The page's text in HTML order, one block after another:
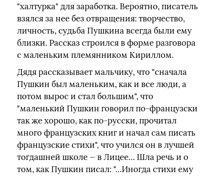
"халтурка" для заработка. Вероятно, писатель
взялся за нее без отвращения: творчество,
личность, судьба Пушкина всегда были ему
близки. Рассказ строился в форме разговора
с маленьким племянником Кириллом.
Дядя рассказывает мальчику, что "сначала
Пушкин был маленьким, как и все люди, а
потом вырос и стал большим", что
"маленький Пушкин говорил по-французски
так же хорошо, как по-русски, прочитал
много французских книг и начал сам писать
французские стихи", что учился он в лучшей
тогдашней школе — в Лицее… Шла речь и о
том, как Пушкин писал: "…Иногда стихи ему